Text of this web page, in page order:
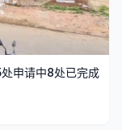
申请中8处已完成